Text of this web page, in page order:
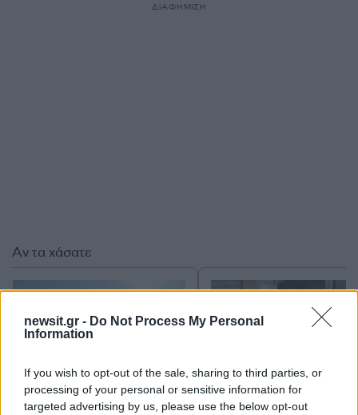
newsit.gr - Do Not Process My Personal
Information
If you wish to opt-out of the sale, sharing to third parties, or
processing of your personal or sensitive information for
targeted advertising by us, please use the below opt-out
ΔΙΑΦΗΜΙΣΗ
Αν τα χάσατε